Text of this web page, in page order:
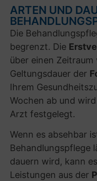
ARTEN UND
Die
begrenzt. Die
über einen Zeitraum
Geltungsdauer der
Ihrem
Wochen ab und
Arzt festgelegt.
Wenn es absehbar
Behandlungspflege
dauern wird, kann
Leistungen aus der